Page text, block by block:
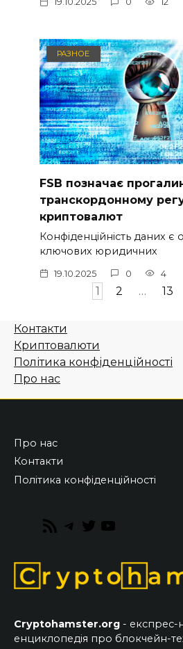
РАЗНОЕ
FSB позначає
транскордонному
криптовалют
Конфіденційність даних є
ключових юридичних
19.10.2025 0 4
1 2 … 13
Контакти
Криптовалюти
Політика конфіденційності
Про нас
Про нас
Контакти
Політика конфіденційності
RSS
Telegram
Twitter
Cryptohamster.org - експрес-
енциклопедія про блокчейн-